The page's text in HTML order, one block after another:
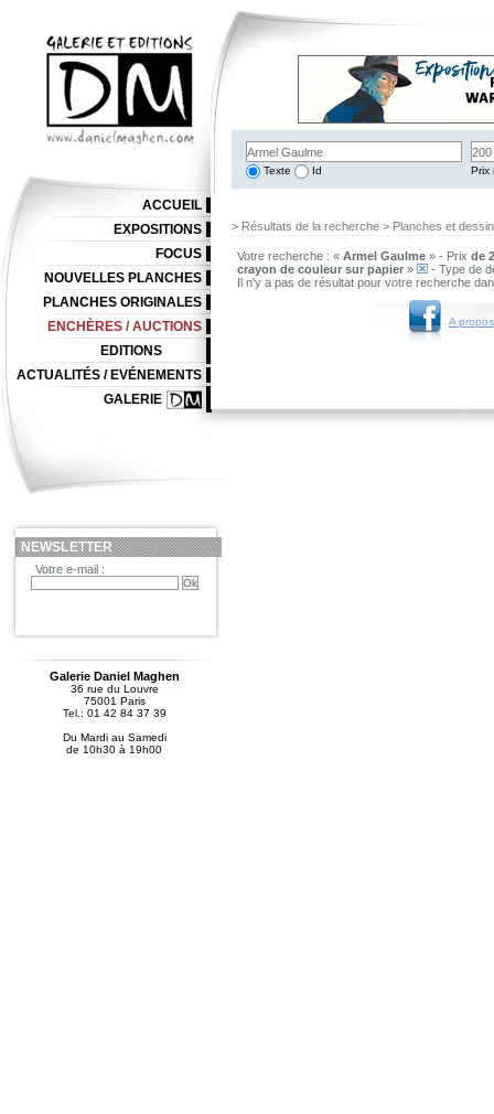
Texte Id Prix
> Résultats de la recherche > Planches et
Votre recherche : « Armel Gaulme » - Prix de
crayon de couleur sur papier »
- Type de
Il n'y a pas de résultat pour votre recherche
A
ACCUEIL
EXPOSITIONS
FOCUS
NOUVELLES PLANCHES
PLANCHES ORIGINALES
ENCHÈRES / AUCTIONS
EDITIONS
ACTUALITÉS / EVÉNEMENTS
GALERIE
NEWSLETTER
Votre e-mail :
Galerie Daniel Maghen
36 rue du Louvre
75001 Paris
Tel.: 01 42 84 37 39
Du Mardi au Samedi
de 10h30 à 19h00